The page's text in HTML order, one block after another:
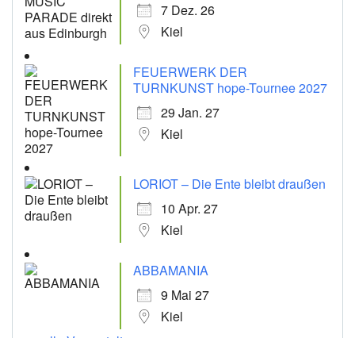
7 Dez. 26
Kiel
FEUERWERK DER
TURNKUNST hope-Tournee 2027
29 Jan. 27
Kiel
LORIOT – Die Ente bleibt draußen
10 Apr. 27
Kiel
ABBAMANIA
9 Mai 27
Kiel